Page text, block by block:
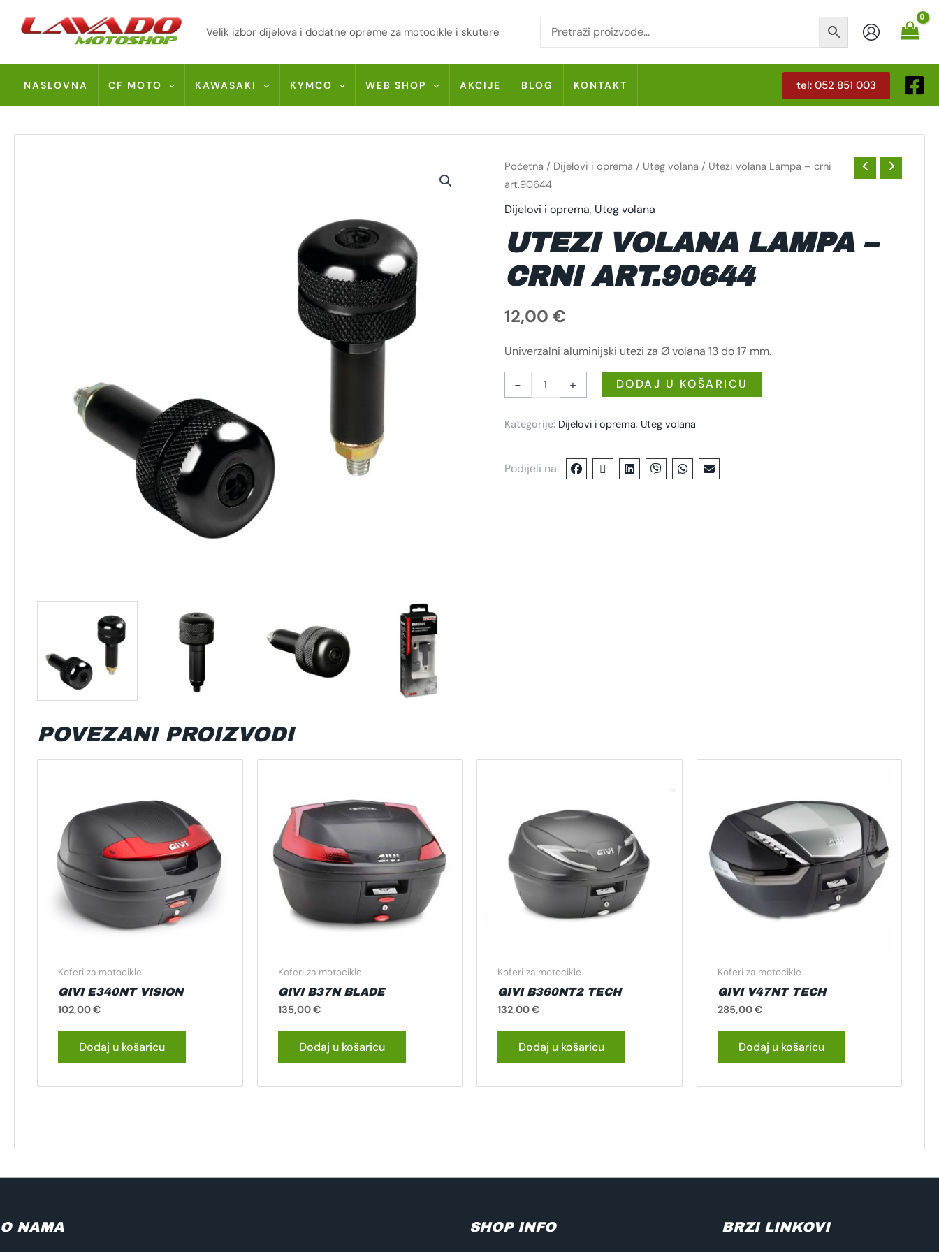
Velik izbor dijelova i dodatne opreme za motocikle i skutere
NASLOVNA CF MOTO KAWASAKI KYMCO WEB SHOP AKCIJE BLOG KONTAKT tel: 052 851 003
Početna / Dijelovi i oprema / Uteg volana / Utezi volana Lampa – crni
art.90644
Dijelovi i oprema, Uteg volana
UTEZI VOLANA LAMPA –
CRNI ART.90644
12,00 €
Univerzalni aluminijski utezi za Ø volana 13 do 17 mm.
-
UTEZI
VOLANA
LAMPA
CRNI
ART.90644
+ DODAJ U KOŠARICU
Kategorije: Dijelovi i oprema, Uteg volana
Podijeli na:
POVEZANI PROIZVODI
Koferi za motocikle
GIVI E340NT VISION
102,00€
Dodaj u košaricu
Koferi za motocikle
GIVI B37N BLADE
135,00€
Dodaj u košaricu
Koferi za motocikle
GIVI B360NT2 TECH
132,00€
Dodaj u košaricu
Koferi za motocikle
GIVI V47NT TECH
285,00€
Dodaj u košaricu
O NAMA SHOP INFO BRZI LINKOVI